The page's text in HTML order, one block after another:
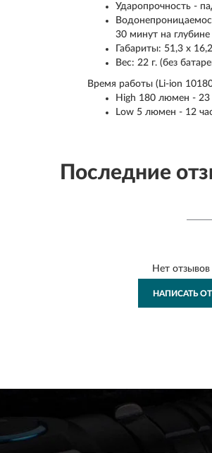
Ударопрочность -
30 минут на
Габариты: 51,3 x
Вес: 22 г. (без
Время работы (Li-ion
High 180 люмен - 23
Low 5 люмен - 12
Последние
Нет
НАПИСАТЬ